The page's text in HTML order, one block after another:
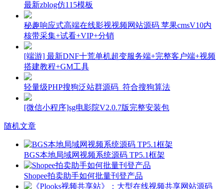
最新zblog仿115模板
秘趣响应式高端在线影视视频网站源码 苹果cmsV10内
核带采集+试看+VIP+分销
[端游] 最新DNF十荒单机超变服务端+完整客户端+视频
搭建教程+GM工具
轻量级PHP搜狗泛站群源码_符合搜狗算法
[微信小程序]sg电影院V2.0.7版完整安装包
随机文章
BGS本地局域网视频系统源码 TP5.1框架
Shopee拍卖助手如何批量刊登产品